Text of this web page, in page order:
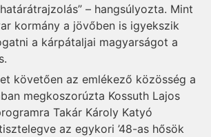
– hangsúlyozta. Mint
kormány a jövőben is igyekszik
a kárpátaljai magyarságot a
követően az emlékező közösség a
megkoszorúzta Kossuth Lajos
Takár Károly Katyó
az egykori ’48-as hősök